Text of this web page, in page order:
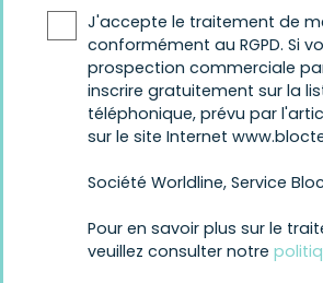
J'accepte le traitement de
conformément au RGPD. Si
prospection commerciale
inscrire gratuitement sur la
téléphonique, prévu par
sur le site Internet
Société Worldline, Service
Pour en savoir plus sur le
veuillez consulter notre